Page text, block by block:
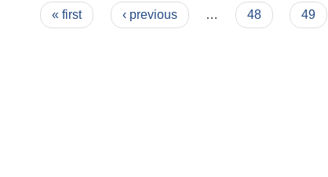
Pages
« first ‹ previous … 48 49